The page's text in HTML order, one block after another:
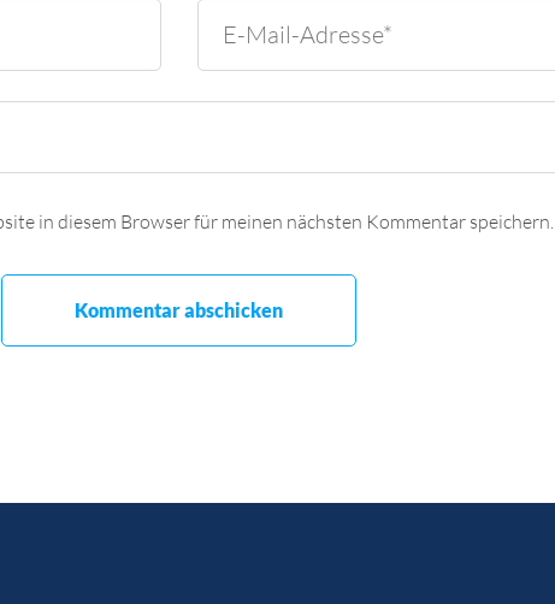
in diesem Browser für meinen nächsten Kommentar speichern.